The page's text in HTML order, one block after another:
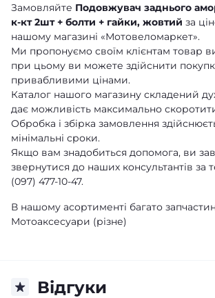
Замовляйте Подовжувач заднього
к-кт 2шт + болти + гайки, жовтий за
нашому магазині «Мотовеломаркет».
Ми пропонуємо своїм клієнтам товар
при цьому ви можете здійснити
привабливими цінами.
Каталог нашого магазину складений
дає можливість максимально
Обробка і збірка замовлення
мінімальні сроки.
Якщо вам знадобиться допомога, ви
звернутися до наших консультантів за
(097) 477-10-47.
В нашому асортименті багато
Мотоаксесуари (різне)
Відгуки